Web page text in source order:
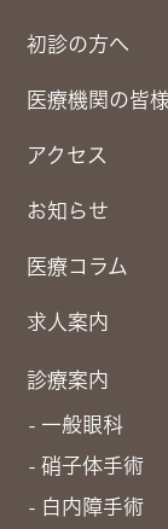
初診の方へ
医療機関の皆
アクセス
お知らせ
医療コラム
求人案内
診療案内
一般眼科
硝子体手術
白内障手術